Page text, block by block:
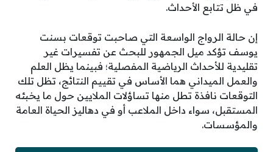
في ظل تتابع الأحداث.
إن حالة الرواج الواسعة التي صاحبت توقعات بسنت
يوسف تؤكد ميل الجمهور للبحث عن تفسيرات غير
تقليدية للأحداث الرياضية المفصلية؛ فبينما يظل العلم
والعمل الميداني هما الأساس في تقييم النتائج، تظل تلك
التوقعات نافذة تطل منها تساؤلات الملايين حول ما يخبئه
المستقبل، سواء داخل الملاعب أو في دهاليز الحياة العامة
والمؤسسات.